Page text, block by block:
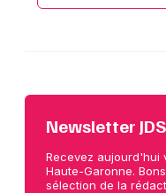
Newsletter
Recevez aujourd'hui
Haute-Garonne.
sélection de la